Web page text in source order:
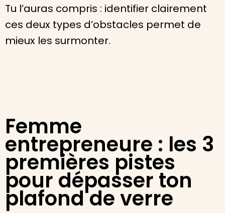
Tu l’auras compris : identifier clairement
ces deux types d’obstacles permet de
mieux les surmonter.
Femme
entrepreneure : les 3
premières pistes
pour dépasser ton
plafond de verre